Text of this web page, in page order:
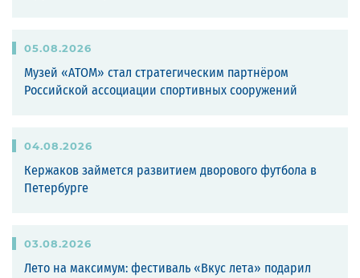
05.08.2026
Музей «АТОМ» стал стратегическим партнёром
Российской ассоциации спортивных сооружений
04.08.2026
Кержаков займется развитием дворового футбола в
Петербурге
03.08.2026
Лето на максимум: фестиваль «Вкус лета» подарил